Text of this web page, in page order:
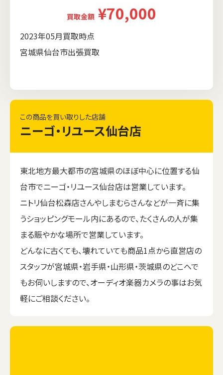
買取金額 ¥70,000
2023年05月買取時点
宮城県仙台市出張買取
この商品を買い取りした店舗
ニーゴ・リユース仙台店
東北地方最大都市の宮城県のほぼ中心に位置する仙
台市でニーゴ・リユース仙台店は営業しています。
ニトリ仙台松森店さんやしまむらさんなどが一斉に集
うショッピングモール内にあるので、たくさんの人が集
まる賑やかな場所で営業しています。
どんなに古くても、壊れていても商品1点から直営店の
スタッフが宮城県・岩手県・山形県・茨城県のどこへで
もお伺いしますので、オーディオ楽器カメラの事はお気
軽にご相談ください。